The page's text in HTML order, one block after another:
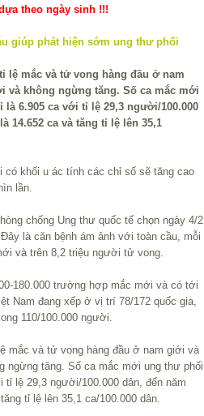
theo ngày sinh !!!
lệ mắc và tử vong hàng đầu ở nam
không ngừng tăng. Số ca mắc mới
6.905 ca với tỉ lệ 29,3 người/100.000
14.652 ca và tăng tỉ lệ lên 35,1
có khối u ác tính các chỉ số sẽ tăng cao
lần.
chống Ung thư quốc tế chọn ngày 4/2
là căn bệnh ám ảnh với toàn cầu, mỗi
và trên 8,2 triệu người tử vong.
180.000 trường hợp mắc mới và có tới
Nam đang xếp ở vị trí 78/172 quốc gia,
110/100.000 người.
mắc và tử vong hàng đầu ở nam giới và
ngừng tăng. Số ca mắc mới ung thư phối
lệ 29,3 người/100.000 dân, đến năm
tỉ lệ lên 35,1 ca/100.000 dân.